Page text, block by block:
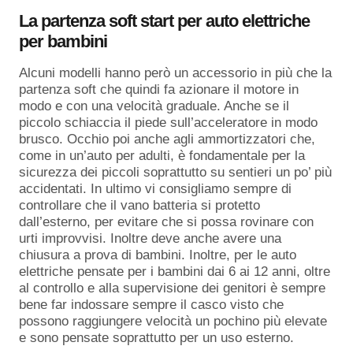
La partenza soft start per auto elettriche
per bambini
Alcuni modelli hanno però un accessorio in più che la
partenza soft che quindi fa azionare il motore in
modo e con una velocità graduale. Anche se il
piccolo schiaccia il piede sull’acceleratore in modo
brusco. Occhio poi anche agli ammortizzatori che,
come in un’auto per adulti, è fondamentale per la
sicurezza dei piccoli soprattutto su sentieri un po’ più
accidentati. In ultimo vi consigliamo sempre di
controllare che il vano batteria si protetto
dall’esterno, per evitare che si possa rovinare con
urti improvvisi. Inoltre deve anche avere una
chiusura a prova di bambini. Inoltre, per le auto
elettriche pensate per i bambini dai 6 ai 12 anni, oltre
al controllo e alla supervisione dei genitori è sempre
bene far indossare sempre il casco visto che
possono raggiungere velocità un pochino più elevate
e sono pensate soprattutto per un uso esterno.